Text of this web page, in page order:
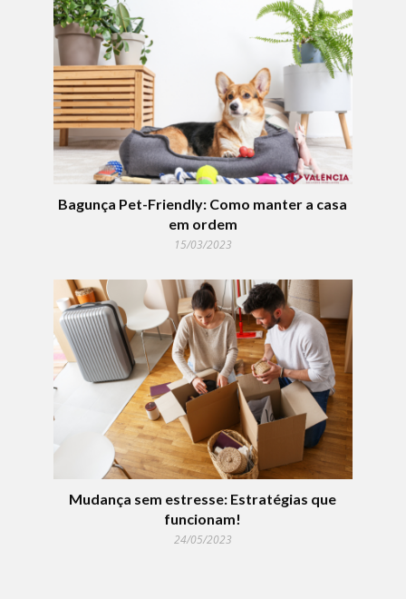
Bagunça Pet-Friendly: Como manter a casa
em ordem
15/03/2023
Mudança sem estresse: Estratégias que
funcionam!
24/05/2023